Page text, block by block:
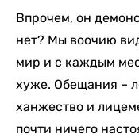
Впрочем, он
нет? Мы воочию
мир и с каждым
хуже. Обещания –
ханжество и
почти ничего